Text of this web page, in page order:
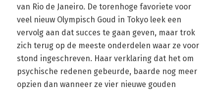
van Rio de Janeiro. De torenhoge favoriete voor
veel nieuw Olympisch Goud in Tokyo leek een
vervolg aan dat succes te gaan geven, maar trok
zich terug op de meeste onderdelen waar ze voor
stond ingeschreven. Haar verklaring dat het om
psychische redenen gebeurde, baarde nog meer
opzien dan wanneer ze vier nieuwe gouden